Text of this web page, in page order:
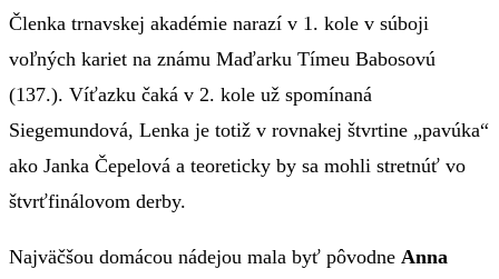
Členka trnavskej akadémie narazí v 1. kole v súboji
voľných kariet na známu Maďarku Tímeu Babosovú
(137.). Víťazku čaká v 2. kole už spomínaná
Siegemundová, Lenka je totiž v rovnakej štvrtine „pavúka“
ako Janka Čepelová a teoreticky by sa mohli stretnúť vo
štvrťfinálovom derby.
Najväčšou domácou nádejou mala byť pôvodne Anna